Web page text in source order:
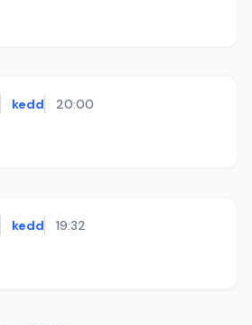
kedd 20:00
kedd 19:32